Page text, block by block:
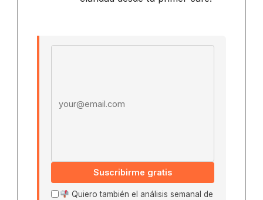
Suscribirme gratis
Quiero también el análisis semanal de